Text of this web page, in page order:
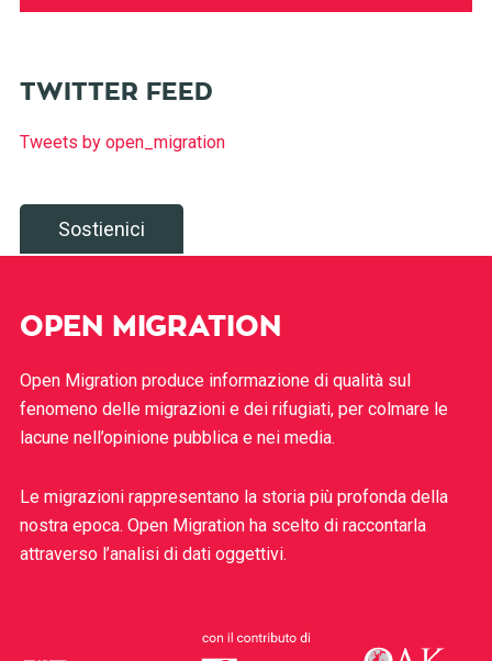
TWITTER FEED
Tweets by open_migration
Sostienici
OPEN MIGRATION
Open Migration produce informazione di qualità sul
fenomeno delle migrazioni e dei rifugiati, per colmare le
lacune nell’opinione pubblica e nei media.
Le migrazioni rappresentano la storia più profonda della
nostra epoca. Open Migration ha scelto di raccontarla
attraverso l’analisi di dati oggettivi.